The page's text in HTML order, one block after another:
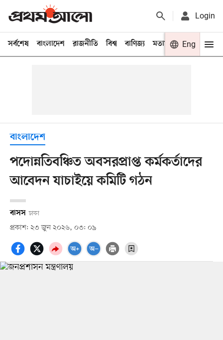
Login
সর্বশেষ বাংলাদেশ রাজনীতি বিশ্ব বাণিজ্য মতামত খেলা
Eng
বাংলাদেশ
পদোন্নতিবঞ্চিত অবসরপ্রাপ্ত কর্মকর্তাদের
আবেদন যাচাইয়ে কমিটি গঠন
বাসস ঢাকা
প্রকাশ: ২৩ জুন ২০২৬, ০৩: ০৯